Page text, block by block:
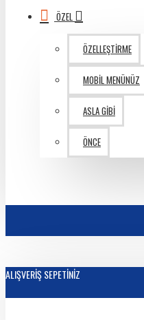
ÖZEL
ÖZELLEŞTIRME
MOBIL MENÜNÜZ
ASLA GIBI
ÖNCE
ALIŞVERIŞ SEPETINIZ